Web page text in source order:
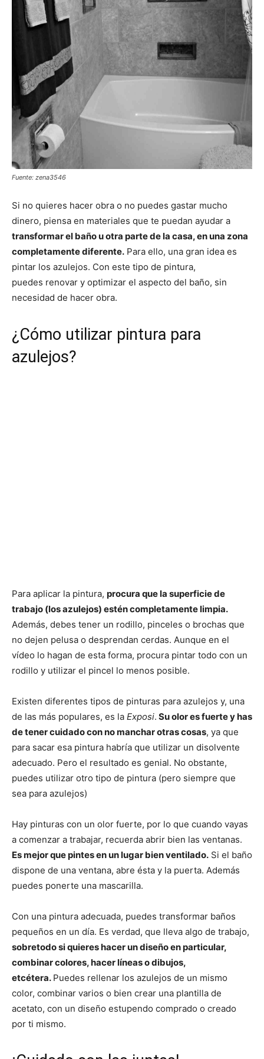
Fuente: zena3546
Si no quieres hacer obra o no puedes gastar mucho
dinero, piensa en materiales que te puedan ayudar a
transformar el baño u otra parte de la casa, en una zona
completamente diferente. Para ello, una gran idea es
pintar los azulejos. Con este tipo de pintura,
puedes renovar y optimizar el aspecto del baño, sin
necesidad de hacer obra.
¿Cómo utilizar pintura para
azulejos?
Para aplicar la pintura, procura que la superficie de
trabajo (los azulejos) estén completamente limpia.
Además, debes tener un rodillo, pinceles o brochas que
no dejen pelusa o desprendan cerdas. Aunque en el
vídeo lo hagan de esta forma, procura pintar todo con un
rodillo y utilizar el pincel lo menos posible.
Existen diferentes tipos de pinturas para azulejos y, una
de las más populares, es la Exposi. Su olor es fuerte y has
de tener cuidado con no manchar otras cosas, ya que
para sacar esa pintura habría que utilizar un disolvente
adecuado. Pero el resultado es genial. No obstante,
puedes utilizar otro tipo de pintura (pero siempre que
sea para azulejos)
Hay pinturas con un olor fuerte, por lo que cuando vayas
a comenzar a trabajar, recuerda abrir bien las ventanas.
Es mejor que pintes en un lugar bien ventilado. Si el baño
dispone de una ventana, abre ésta y la puerta. Además
puedes ponerte una mascarilla.
Con una pintura adecuada, puedes transformar baños
pequeños en un día. Es verdad, que lleva algo de trabajo,
sobretodo si quieres hacer un diseño en particular,
combinar colores, hacer líneas o dibujos,
etcétera. Puedes rellenar los azulejos de un mismo
color, combinar varios o bien crear una plantilla de
acetato, con un diseño estupendo comprado o creado
por ti mismo.